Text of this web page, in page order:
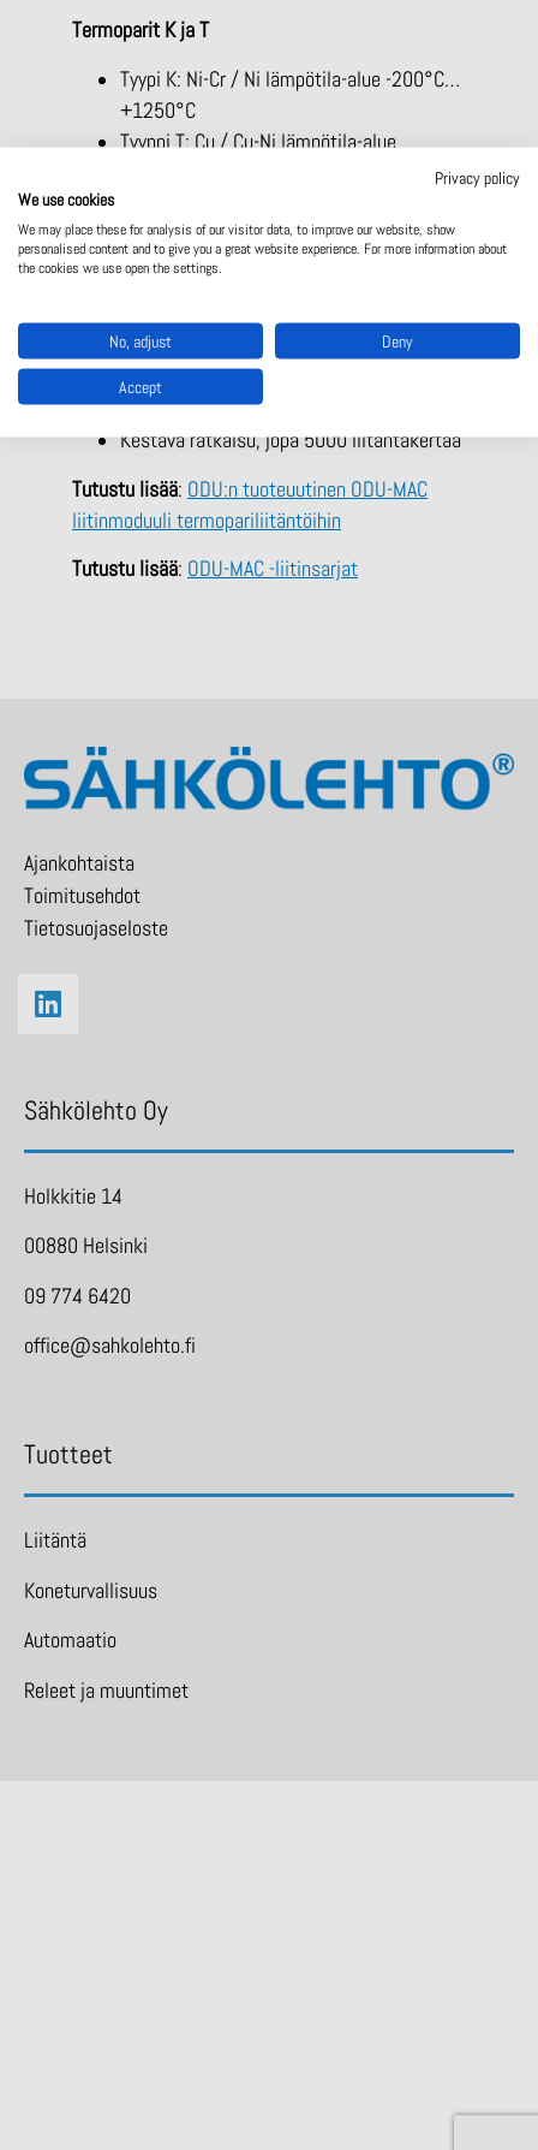
Termoparit K ja T
Tyypi K: Ni-Cr / Ni lämpötila-alue -200°C…
+1250°C
Tyyppi T: Cu / Cu-Ni lämpötila-alue
Kustannustehokkaat puristuskontaktit
AWG24/0,22mm² johtimille
Clip-in asennus, jossa kontaktit painetaan
Kontaktit tunnistettavissa värikoodauksen
ansiosta
1 mm kontaktihalkaisija
Kestävä ratkaisu, jopa 5000 liitäntäkertaa
Tutustu lisää: ODU:n tuoteuutinen ODU-MAC
liitinmoduuli termopariliitäntöihin
Tutustu lisää: ODU-MAC -liitinsarjat
Ajankohtaista
Toimitusehdot
Tietosuojaseloste
Sähkölehto Oy
Holkkitie 14
00880 Helsinki
09 774 6420
office@sahkolehto.fi
Tuotteet
Liitäntä
Koneturvallisuus
Automaatio
Releet ja muuntimet
Privacy policy
We use cookies
We may place these for analysis of our visitor data, to improve our website, show
personalised content and to give you a great website experience. For more information about
the cookies we use open the settings.
No, adjust Deny
Accept